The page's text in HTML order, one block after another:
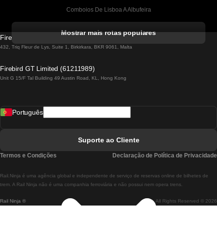
Comboios De Lisboa A Albufeira
Comboios De Lisboa A Lagos
Comboios De Lisboa A Madrid
Comboios De Lisboa A Braga
Comboios De Braga A Lisboa
Mostrar mais rotas populares
Firebird GT Limited (OC 1451)
432, Triq Fleur de Lys, Suite 1, Birkirkara, BKR 9061, Malta
Firebird GT Limited (61211989)
Unit G 15/F Tal Building 49 Austin Road, KL, Hong Kong
Rail Ninja ® All Rights Reserved © 2026
Rail.Ninja é uma agência global e independente de serviço de reservas online de bilhetes de
trem. A Rail Ninja não é uma companhia ferroviária e não possui nem opera trens.
Português
Suporte ao Cliente
Termos e Condições Declaração de Política de Privacidade